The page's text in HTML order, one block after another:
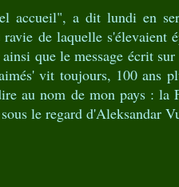
accueil", a dit lundi en
de laquelle s'élevaient
que le message écrit
vit toujours, 100 ans
au nom de mon pays : la
le regard d'Aleksandar